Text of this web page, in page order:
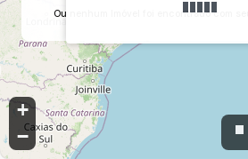
Res. Pacaembu 1, Itupeva, São Paulo, Brasil
+
−
Ou nenhum Imóvel foi encontrado com